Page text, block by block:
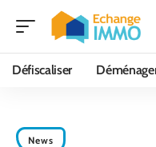
Défiscaliser
News